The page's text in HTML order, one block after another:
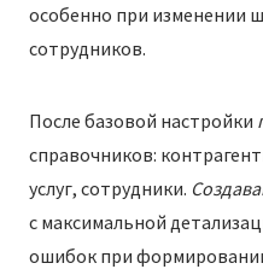
особенно при изменении
сотрудников.
После базовой настройки
справочников:
услуг, сотрудники.
с максимальной
ошибок при